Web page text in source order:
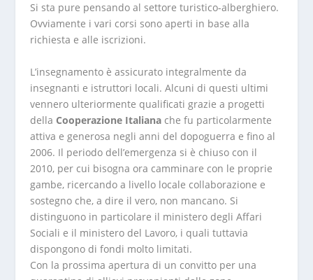
Si sta pure pensando al settore turistico-alberghiero.
Ovviamente i vari corsi sono aperti in base alla
richiesta e alle iscrizioni.
L’insegnamento è assicurato integralmente da
insegnanti e istruttori locali. Alcuni di questi ultimi
vennero ulteriormente qualificati grazie a progetti
della Cooperazione Italianache fu particolarmente
attiva e generosa negli anni del dopoguerra e fino al
2006. Il periodo dell’emergenza si è chiuso con il
2010, per cui bisogna ora camminare con le proprie
gambe, ricercando a livello locale collaborazione e
sostegno che, a dire il vero, non mancano. Si
distinguono in particolare il ministero degli Affari
Sociali e il ministero del Lavoro, i quali tuttavia
dispongono di fondi molto limitati.
Con la prossima apertura di un convitto per una